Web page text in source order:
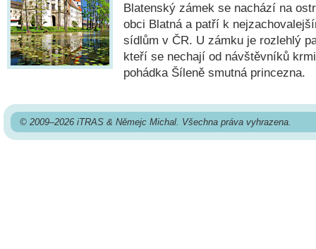
Blatenský zámek se nachází na
obci Blatná a patří k
sídlům v ČR. U zámku je rozlehlý
kteří se nechají od návštěvníků
pohádka Šíleně smutná princezna.
© 2009–2026 iTRAS & Němejc Michal. Všechna práva vyhrazena.